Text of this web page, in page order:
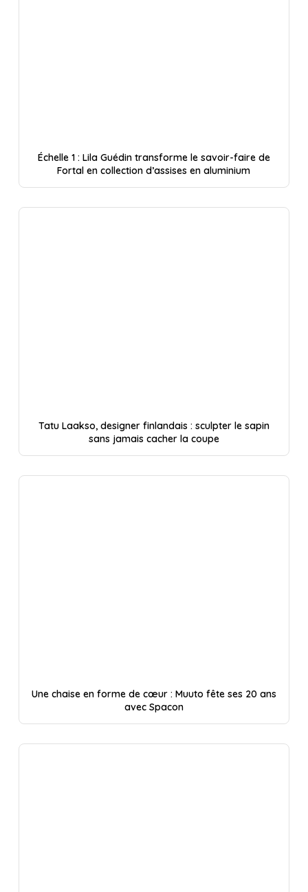
Échelle 1 : Lila Guédin transforme le savoir-faire de
Fortal en collection d’assises en aluminium
Tatu Laakso, designer finlandais : sculpter le sapin
sans jamais cacher la coupe
Une chaise en forme de cœur : Muuto fête ses 20 ans
avec Spacon